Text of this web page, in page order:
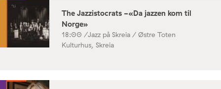
The Jazzistocrats -«Da jazzen kom til
Norge»
18:00 /Jazz på Skreia / Østre Toten
Kulturhus, Skreia